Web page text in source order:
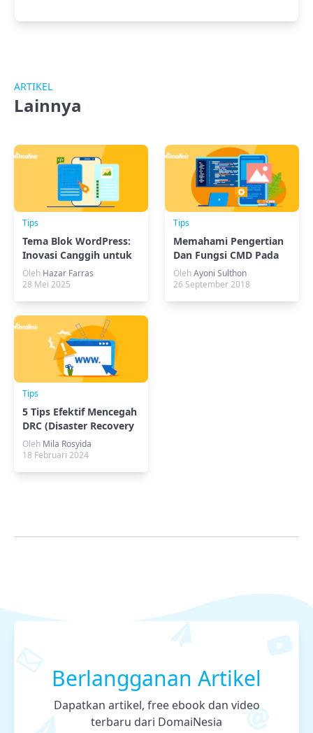
ARTIKEL
Lainnya
Tips
Tema Blok WordPress:
Inovasi Canggih untuk
Masa Depan
Oleh Hazar Farras
28 Mei 2025
Tips
Memahami Pengertian
Dan Fungsi CMD Pada
Komputer
OlehAyoni Sulthon
26 September 2018
Tips
5 Tips Efektif Mencegah
DRC (Disaster Recovery
Center)
Oleh Mila Rosyida
18 Februari 2024
Berlangganan Artikel
Dapatkan artikel, free ebook dan video
terbaru dari DomaiNesia